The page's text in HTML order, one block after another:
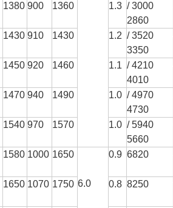
3000 /
2860
1.3
1360
900
1380
3520 /
3350
1.2
1430
910
1430
4210 /
4010
1.1
1460
920
1450
4970 /
4730
1.0
1490
940
1470
5940 /
5660
1.0
1570
970
1540
6820
0.9
6.0
1650
1000
1580
8250
0.8
1750
1070
1650